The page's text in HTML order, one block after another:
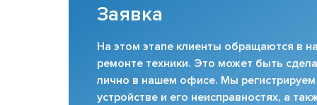
Заявка
На этом этапе клиенты обращаются в
ремонте техники. Это может быть
лично в нашем офисе. Мы
устройстве и его неисправностях, а